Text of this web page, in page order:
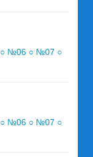
○ №06 ○ №07 ○
○ №06 ○ №07 ○